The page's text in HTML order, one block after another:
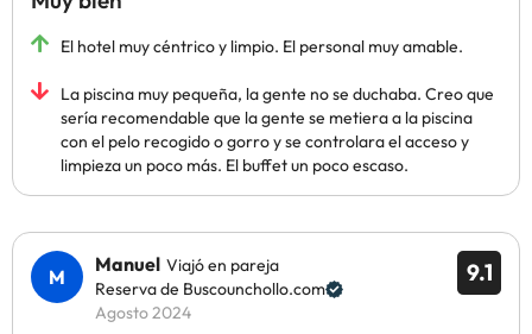
El hotel muy céntrico y limpio. El personal muy amable.
La piscina muy pequeña, la gente no se duchaba. Creo que
sería recomendable que la gente se metiera a la piscina
con el pelo recogido o gorro y se controlara el acceso y
limpieza un poco más. El buffet un poco escaso.
9.1
Manuel Viajó en pareja
Reserva de Buscounchollo.com
Agosto 2024